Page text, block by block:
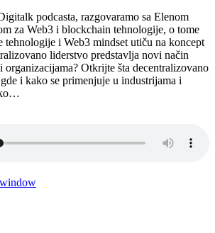
podcasta, razgovaramo sa Elenom
za Web3 i blockchain tehnologije, o tome
tehnologije i Web3 mindset utiču na koncept
liderstvo predstavlja novi način
Otkrijte šta decentralizovano
i kako se primenjuje u industrijama i